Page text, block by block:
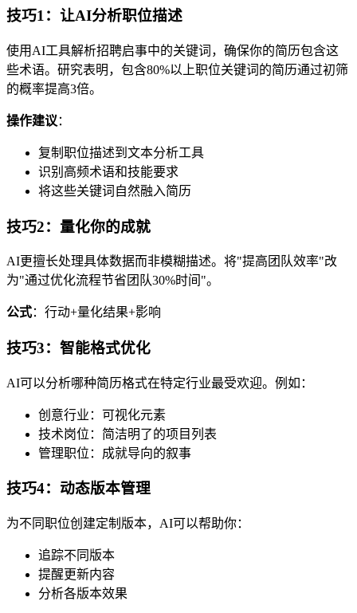
技巧1：让AI分析职位描述
使用AI工具解析招聘启事中的关键词，确保你的简历包含这
些术语。研究表明，包含80%以上职位关键词的简历通过初筛
的概率提高3倍。
操作建议 ：
复制职位描述到文本分析工具
识别高频术语和技能要求
将这些关键词自然融入简历
技巧2：量化你的成就
AI更擅长处理具体数据而非模糊描述。将"提高团队效率"改
为"通过优化流程节省团队30%时间"。
公式：行动+量化结果+影响
技巧3：智能格式优化
AI可以分析哪种简历格式在特定行业最受欢迎。例如：
创意行业：可视化元素
技术岗位：简洁明了的项目列表
管理职位：成就导向的叙事
技巧4：动态版本管理
为不同职位创建定制版本，AI可以帮助你：
追踪不同版本
提醒更新内容
分析各版本效果